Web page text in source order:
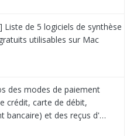
Liste de 5 logiciels de synthèse
utilisables sur Mac
des modes de paiement
crédit, carte de débit,
bancaire) et des reçus d'…